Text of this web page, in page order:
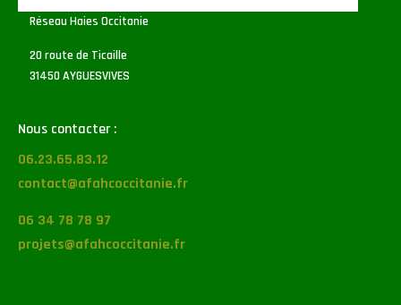
Réseau Haies Occitanie
20 route de Ticaille
31450 AYGUESVIVES
Nous contacter :
06.23.65.83.12
contact@afahcoccitanie.fr
06 34 78 78 97
projets@afahcoccitanie.fr